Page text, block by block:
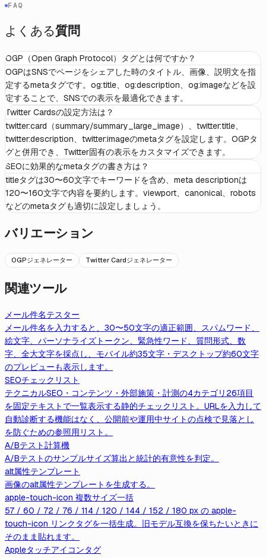
FAQ
よくある質問
OGP（Open Graph Protocol）タグとは何ですか？
OGPはSNSでページをシェアした時のタイトル、画像、説明文を指
定するmetaタグです。og:title、og:description、og:imageなどを設
定することで、SNSでの表示を最適化できます。
Twitter Cardsの設定方法は？
twitter:card（summary/summary_large_image）、twitter:title、
twitter:description、twitter:imageのmetaタグを設定します。OGPタ
グと併用でき、Twitter固有の表示をカスタマイズできます。
SEOに効果的なmetaタグの書き方は？
titleタグは30〜60文字でキーワードを含め、meta descriptionは
120〜160文字で内容を要約します。viewport、canonical、robots
などのmetaタグも適切に設定しましょう。
バリエーション
OGPジェネレーター Twitter Cardジェネレーター
関連ツール
メール件名テスター
メール件名を入力すると、30〜50文字の適正範囲、スパムワード、
絵文字、パーソナライズトークン、緊急性ワード、質問形式、数
字、全大文字を採点し、モバイル約35文字・デスクトップ約60文字
のプレビューも表示します。
SEOチェックリスト
テクニカルSEO・コンテンツ・外部施策・計測の4カテゴリ26項目
を固定テキストで一覧表示する静的チェックリスト。URLを入力して
自動診断する機能はなく、公開前や運用中サイトの点検で見落とし
を防ぐための参照用リスト。
A/Bテスト計算機
A/Bテストのサンプルサイズ算出と統計的有意性を判定。
alt属性テンプレート
画像のalt属性テンプレートを生成する。
apple-touch-icon 複数サイズ一括
57 / 60 / 72 / 76 / 114 / 120 / 144 / 152 / 180 px の apple-
touch-icon リンクタグを一括生成。旧モデル互換を保ちたいときに
そのまま貼れます。
Appleタッチアイコンタグ